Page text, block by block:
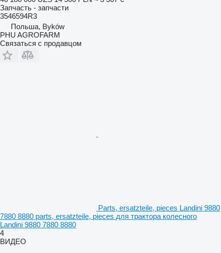
Запчасть - запчасти
3546594R3
Польша, Byków
PHU AGROFARM
Связаться с продавцом
Parts, ersatzteile, pieces Landini 9880
7880 8880 parts, ersatzteile, pieces для трактора колесного
Landini 9880 7880 8880
4
ВИДЕО